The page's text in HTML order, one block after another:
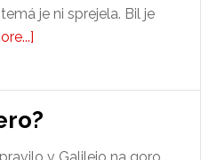
je ni sprejela. Bil je
about